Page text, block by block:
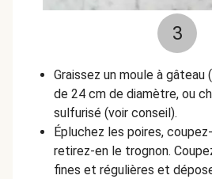
3
Graissez un moule à gâteau
de 24 cm de diamètre, ou
sulfurisé (voir conseil).
Épluchez les poires,
retirez-en le trognon.
fines et régulières et